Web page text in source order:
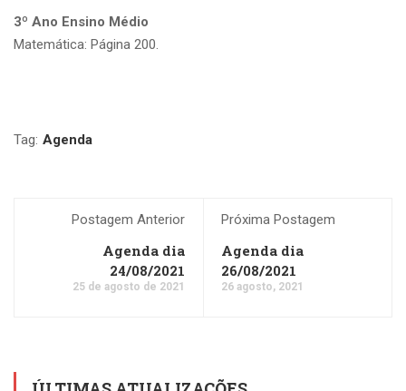
3º Ano Ensino Médio
Matemática: Página 200.
Tag: Agenda
Postagem Anterior
Agenda dia
24/08/2021
25 de agosto de 2021
Próxima Postagem
Agenda dia
26/08/2021
26 agosto, 2021